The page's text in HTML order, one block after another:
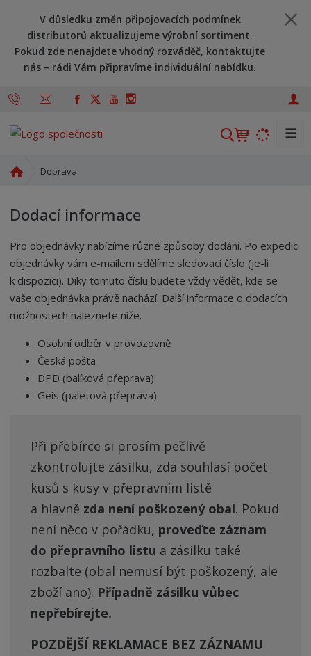
V důsledku změn připojovacích podmínek
distributorů aktualizujeme výrobní sortiment.
Pokud zde nenajdete vhodný rozváděč, kontaktujte
nás – rádi Vám připravíme individuální nabídku.
V
t
☰
d
í
s
t
r
n
Doprava
Dodací informace
Pro objednávky nabízíme různé způsoby dodání. Po expedici
objednávky vám e-mailem sdělíme sledovací číslo (je-li
k dispozici). Díky tomuto číslu budete vždy vědět, kde se
vaše objednávka právě nachází. Další informace o dodacích
možnostech naleznete níže.
Osobní odběr v provozovně
Česká pošta
DPD (balíková přeprava)
Geis (paletová přeprava)
Při přebírce si prosím pečlivě
zkontrolujte zásilku, zda souhlasí počet
kusů s kusy v přepravním listě
a hlavně zda není poškozený obal. Pokud
není něco v pořádku, proveďte záznam
do přepravního listu a zásilku také
rozbalte (obal nemusí být poškozený, ale
zboží ano). Případně zásilku vůbec
nepřebírejte.
POZDĚJŠÍ REKLAMACE BEZ ZÁZNAMU